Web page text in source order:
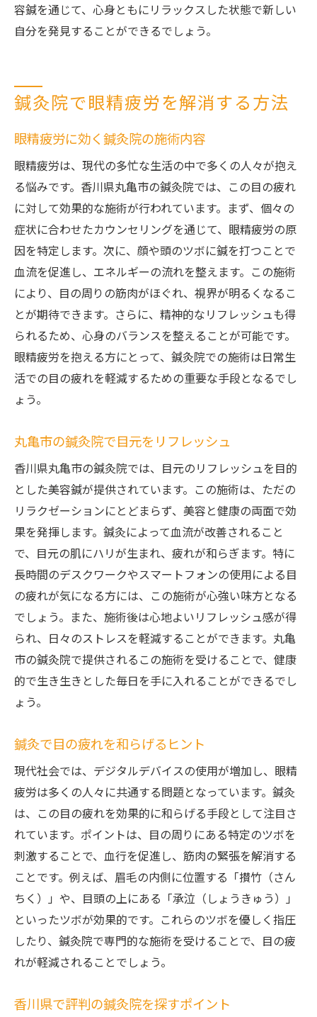
容鍼を通じて、心身ともにリラックスした状態で新しい
自分を発見することができるでしょう。
鍼灸院で眼精疲労を解消する方法
眼精疲労に効く鍼灸院の施術内容
眼精疲労は、現代の多忙な生活の中で多くの人々が抱え
る悩みです。香川県丸亀市の鍼灸院では、この目の疲れ
に対して効果的な施術が行われています。まず、個々の
症状に合わせたカウンセリングを通じて、眼精疲労の原
因を特定します。次に、顔や頭のツボに鍼を打つことで
血流を促進し、エネルギーの流れを整えます。この施術
により、目の周りの筋肉がほぐれ、視界が明るくなるこ
とが期待できます。さらに、精神的なリフレッシュも得
られるため、心身のバランスを整えることが可能です。
眼精疲労を抱える方にとって、鍼灸院での施術は日常生
活での目の疲れを軽減するための重要な手段となるでし
ょう。
丸亀市の鍼灸院で目元をリフレッシュ
香川県丸亀市の鍼灸院では、目元のリフレッシュを目的
とした美容鍼が提供されています。この施術は、ただの
リラクゼーションにとどまらず、美容と健康の両面で効
果を発揮します。鍼灸によって血流が改善されること
で、目元の肌にハリが生まれ、疲れが和らぎます。特に
長時間のデスクワークやスマートフォンの使用による目
の疲れが気になる方には、この施術が心強い味方となる
でしょう。また、施術後は心地よいリフレッシュ感が得
られ、日々のストレスを軽減することができます。丸亀
市の鍼灸院で提供されるこの施術を受けることで、健康
的で生き生きとした毎日を手に入れることができるでし
ょう。
鍼灸で目の疲れを和らげるヒント
現代社会では、デジタルデバイスの使用が増加し、眼精
疲労は多くの人々に共通する問題となっています。鍼灸
は、この目の疲れを効果的に和らげる手段として注目さ
れています。ポイントは、目の周りにある特定のツボを
刺激することで、血行を促進し、筋肉の緊張を解消する
ことです。例えば、眉毛の内側に位置する「攅竹（さん
ちく）」や、目頭の上にある「承泣（しょうきゅう）」
といったツボが効果的です。これらのツボを優しく指圧
したり、鍼灸院で専門的な施術を受けることで、目の疲
れが軽減されることでしょう。
香川県で評判の鍼灸院を探すポイント